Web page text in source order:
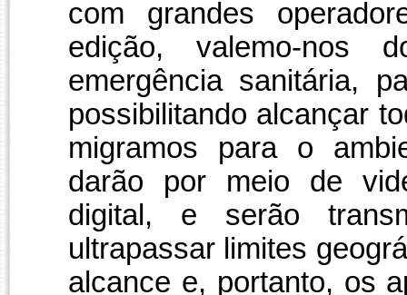
com grandes
edição, valemo-nos
emergência sanitária,
possibilitando alcançar
migramos para o
darão por meio de
digital, e serão
ultrapassar limites
alcance e, portanto, os